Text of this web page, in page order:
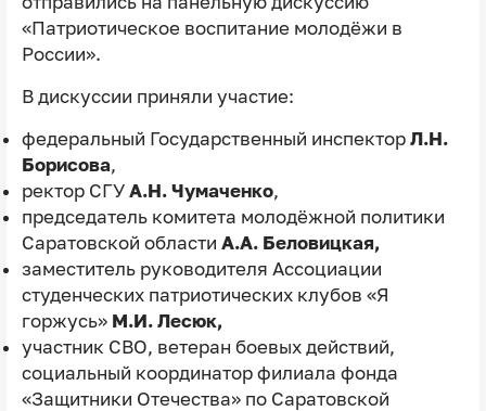
«Патриотическое воспитание молодëжи в
России».
В дискуссии приняли участие:
федеральный Государственный инспектор Л.Н.
Борисова,
ректор СГУ А.Н. Чумаченко,
председатель комитета молодёжной политики
Саратовской области А.А. Беловицкая,
заместитель руководителя Ассоциации
студенческих патриотических клубов «Я
горжусь» М.И. Лесюк,
участник СВО, ветеран боевых действий,
социальный координатор филиала фонда
«Защитники Отечества» по Саратовской